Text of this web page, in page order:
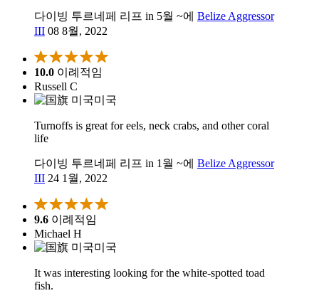
다이빙 투르네페 리프 in 5월 ~에 Belize Aggressor
III 08 8월, 2022
10.0 이례적임
Russell C
미국
Turnoffs is great for eels, neck crabs, and other coral
life
다이빙 투르네페 리프 in 1월 ~에 Belize Aggressor
III 24 1월, 2022
9.6 이례적임
Michael H
미국
It was interesting looking for the white-spotted toad
fish.